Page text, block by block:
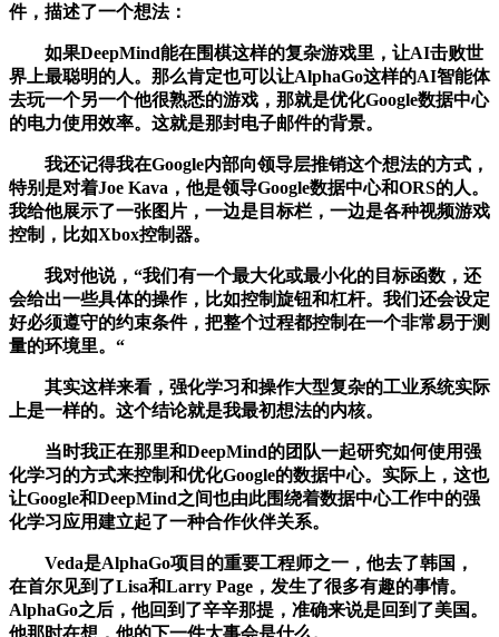
件，描述了一个想法：
如果DeepMind能在围棋这样的复杂游戏里，让AI击败世
界上最聪明的人。那么肯定也可以让AlphaGo这样的AI智能体
去玩一个另一个他很熟悉的游戏，那就是优化Google数据中心
的电力使用效率。这就是那封电子邮件的背景。
我还记得我在Google内部向领导层推销这个想法的方式，
特别是对着Joe Kava，他是领导Google数据中心和ORS的人。
我给他展示了一张图片，一边是目标栏，一边是各种视频游戏
控制，比如Xbox控制器。
我对他说，“我们有一个最大化或最小化的目标函数，还
会给出一些具体的操作，比如控制旋钮和杠杆。我们还会设定
好必须遵守的约束条件，把整个过程都控制在一个非常易于测
量的环境里。“
其实这样来看，强化学习和操作大型复杂的工业系统实际
上是一样的。这个结论就是我最初想法的内核。
当时我正在那里和DeepMind的团队一起研究如何使用强
化学习的方式来控制和优化Google的数据中心。实际上，这也
让Google和DeepMind之间也由此围绕着数据中心工作中的强
化学习应用建立起了一种合作伙伴关系。
Veda是AlphaGo项目的重要工程师之一，他去了韩国，
在首尔见到了Lisa和Larry Page，发生了很多有趣的事情。
AlphaGo之后，他回到了辛辛那提，准确来说是回到了美国。
他那时在想，他的下一件大事会是什么。